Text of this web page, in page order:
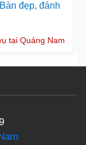
đẹp, đánh
tại Quảng Nam